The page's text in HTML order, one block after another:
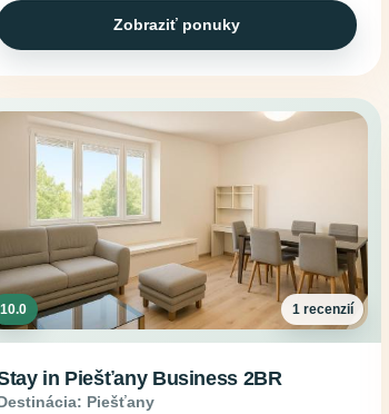
Zobraziť ponuky
10.0 1 recenzií
in Piešťany Business 2BR
Piešťany